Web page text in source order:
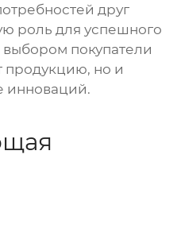
друг
роль для успешного
покупатели
продукцию, но и
инноваций.